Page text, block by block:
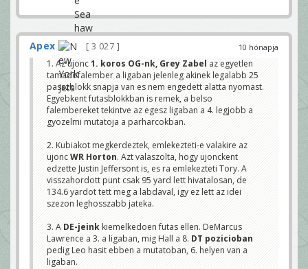
10 hónapja
Apex
3 027
1. Az ujonc1. koros OG-nk, Grey Zabel az egyetlen
tamadofalember a ligaban jelenleg akinek legalabb 25
passzblokk snapja van es nem engedett alatta nyomast.
Egyebkent futasblokkban is remek, a belso
falembereket tekintve az egesz ligaban a 4. legjobb a
gyozelmi mutatoja a parharcokban.
2. Kubiakot megkerdeztek, emlekezteti-e valakire az
ujoncWR Horton. Azt valaszolta, hogy ujonckent
edzette Justin Jeffersont is, es ra emlekezteti Tory. A
visszahordott punt csak 95 yard lett hivatalosan, de
134.6 yardot tett meg a labdaval, igy ez lett az idei
szezon leghosszabb jateka.
3. A DE-jeink kiemelkedoen futas ellen. DeMarcus
Lawrence a 3. a ligaban, mig Hall a 8. DT pozicioban
pedig Leo hasit ebben a mutatoban, 6. helyen van a
ligaban.